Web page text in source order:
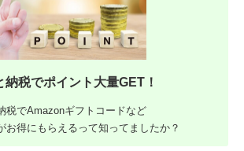
納税でポイント大量GET！
税でAmazonギフトコードなど
お得にもらえるって知ってましたか？